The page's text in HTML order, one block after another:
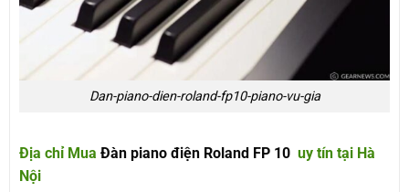
Dan-piano-dien-roland-fp10-piano-vu-gia
Địa chỉ Mua Đàn piano điện Roland FP 10 uy tín tại Hà
Nội